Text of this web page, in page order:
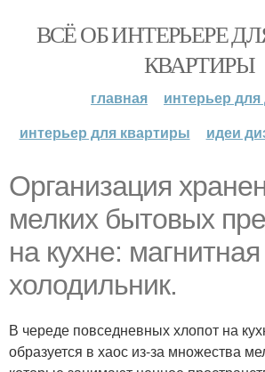
ВСЁ ОБ ИНТЕРЬЕРЕ
КВАРТИРЫ
главная
интерьер
интерьер для квартиры
идеи
Организация
мелких бытовых
на кухне:
холодильник.
В череде повседневных хлопот на
образуется в хаос из-за множества